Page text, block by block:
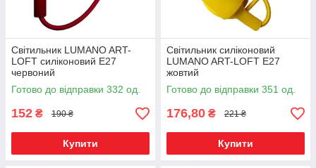
Світильник LUMANO ART-
LOFT силіконовий E27
червоний
Готово до відправки 332 од.
152 ₴ 190 ₴
Купити
Світильник силіконовий
LUMANO ART-LOFT E27
жовтий
Готово до відправки 351 од.
176,80 ₴ 221 ₴
Купити